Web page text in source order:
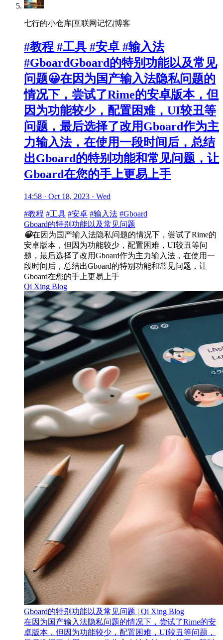
七行的小仓库|互联网记忆|博客
#教程 #工具 #安卓 #输入法
#GboardGboard的特别功能以及常见
问题😀在因为国产输入法隐私问题的
情况下，尝试了Rime的安卓版本，但
因为功能较少，配置困难，UI较丑等
问题，最后选择了改用Gboard作为主
力输入法，在使用一段时间后，总结
出Gboard的特别功能和常见问题，让
Gboard在您的手上更易上手
14:58 · Oct 18, 2023 · Wed
#教程 #工具 #安卓 #输入法 #Gboard
Gboard的特别功能以及常见问题
😀在因为国产输入法隐私问题的情况下，尝试了Rime的
安卓版本，但因为功能较少，配置困难，UI较丑等问
题，最后选择了改用Gboard作为主力输入法，在使用一
段时间后，总结出Gboard的特别功能和常见问题，让
Gboard在您的手上更易上手
Qi Xing Blog
Gboard的特别功能以及常见问题 | Qi Xing Blog
在因为国产输入法隐私问题的情况下，尝试了Rime的安
卓版本，但因为功能较少，配置困难，UI较丑等问题，